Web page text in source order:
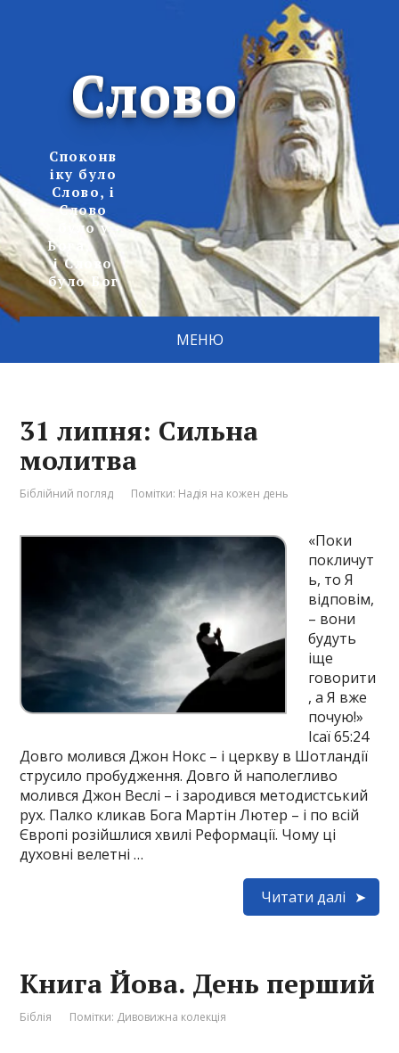
Слово
Споконв
іку було
Слово, і
Слово
було у
Бога,
і Слово
було Бог
МЕНЮ
31 липня: Сильна
молитва
Біблійний погляд Помітки: Надія на кожен день
«Поки
покличут
ь, то Я
відповім,
– вони
будуть
іще
говорити
, а Я вже
почую!»
Ісаї 65:24
Довго молився Джон Нокс – і церкву в Шотландії
струсило пробудження. Довго й наполегливо
молився Джон Веслі – і зародився методистський
рух. Палко кликав Бога Мартін Лютер – і по всій
Європі розійшлися хвилі Реформації. Чому ці
духовні велетні …
Читати далі
Книга Йова. День перший
Біблія Помітки: Дивовижна колекція